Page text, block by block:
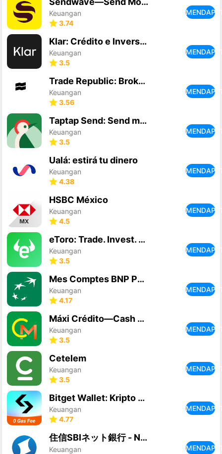
Keuangan
3.74
Klar: Crédito e Inversiones
Keuangan
3.5
Trade Republic: Broker & Bank
Keuangan
3.56
Taptap Send: Send money abroad
Keuangan
3.5
Ualá: estirá tu dinero
Keuangan
4.38
HSBC México
Keuangan
4.5
eToro: Trade. Invest. Connect.
Keuangan
3.5
Mes Comptes BNP Paribas
Keuangan
4.17
Máxi Crédito—Cash Loan
Keuangan
3.5
Cetelem
Keuangan
3.5
Bitget Wallet: Kripto dan BTC
Keuangan
4.77
住信SBIネット銀行 - NEOBANK
Keuangan